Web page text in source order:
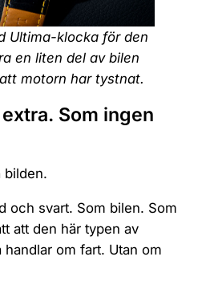
Ultima-klocka för den
en liten del av bilen
motorn har tystnat.
Som ingen
bilden.
och svart. Som bilen. Som
att den här typen av
handlar om fart. Utan om